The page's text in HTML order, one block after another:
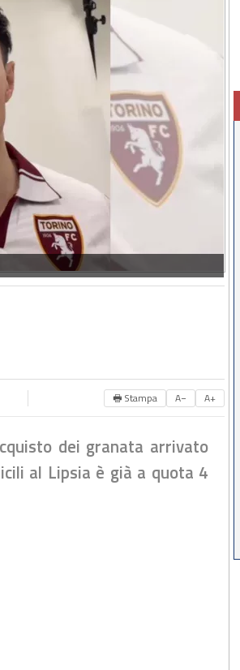
🖶 Stampa A− A+
dei granata arrivato
al Lipsia è già a quota 4